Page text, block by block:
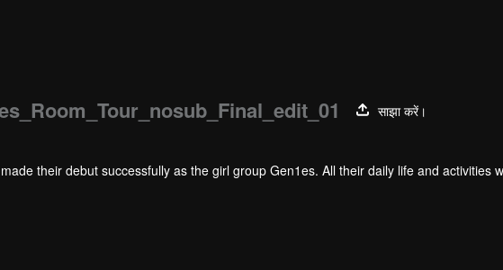
साझा करें।
their debut successfully as the girl group Gen1es. All their daily life and activities will be